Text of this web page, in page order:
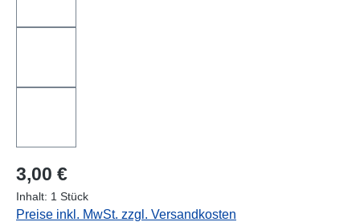
Regulärer Preis:
3,00 €
Inhalt: 1 Stück
Preise inkl. MwSt. zzgl. Versandkosten